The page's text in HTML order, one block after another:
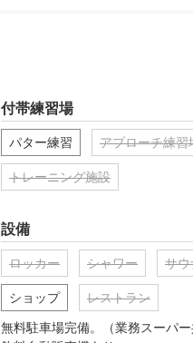
付帯練習場
パター練習 アプローチ練習
トレーニング施設
設備
ロッカー シャワー サウ
ショップ レストラン
無料駐車場完備。（業務スーパー